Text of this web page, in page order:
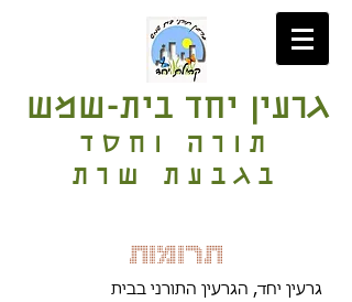
גרעין יחד בית-שמש
תורה וחסד
בגבעת שרת
תרומות
גרעין יחד, הגרעין התורני בבית